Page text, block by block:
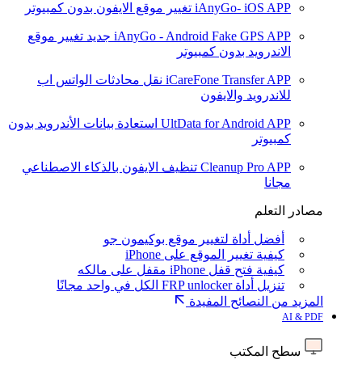
iAnyGo- iOS APP تغيير موقع الايفون بدون كمبيوتر
iAnyGo - Android Fake GPS APP جديد تغيير موقع
الاندرويد بدون كمبيوتر
iCareFone Transfer APP نقل محادثات الواتس اب
للاندرويد والايفون
UltData for Android APP استعادة بيانات الأندرويد بدون
كمبيوتر
Cleanup Pro APP تنظيف الايفون بالذكاء الاصطناعي
مجانا
مصادر التعلم
أفضل أداة لتغيير موقع بوكيمون جو
كيفية تغيير الموقع على iPhone
كيفية فتح قفل iPhone مقفل على مالكه
تنزيل أداة FRP unlocker الكل في واحد مجانًا
المزيد من النصائح المفيدة
AI & PDF
سطح المكتب